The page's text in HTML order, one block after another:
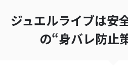
ジュエルライブは安
の“身バレ防止